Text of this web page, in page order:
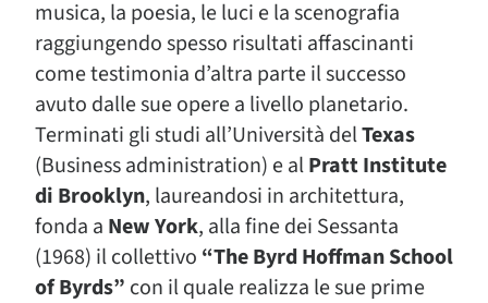
musica, la poesia, le luci e la scenografia
raggiungendo spesso risultati affascinanti
come testimonia d’altra parte il successo
avuto dalle sue opere a livello planetario.
Terminati gli studi all’Università delTexas
(Business administration) e alPratt Institute
di Brooklyn, laureandosi in architettura,
fonda a New York, alla fine dei Sessanta
(1968) il collettivo “The Byrd Hoffman School
of Byrds” con il quale realizza le sue prime